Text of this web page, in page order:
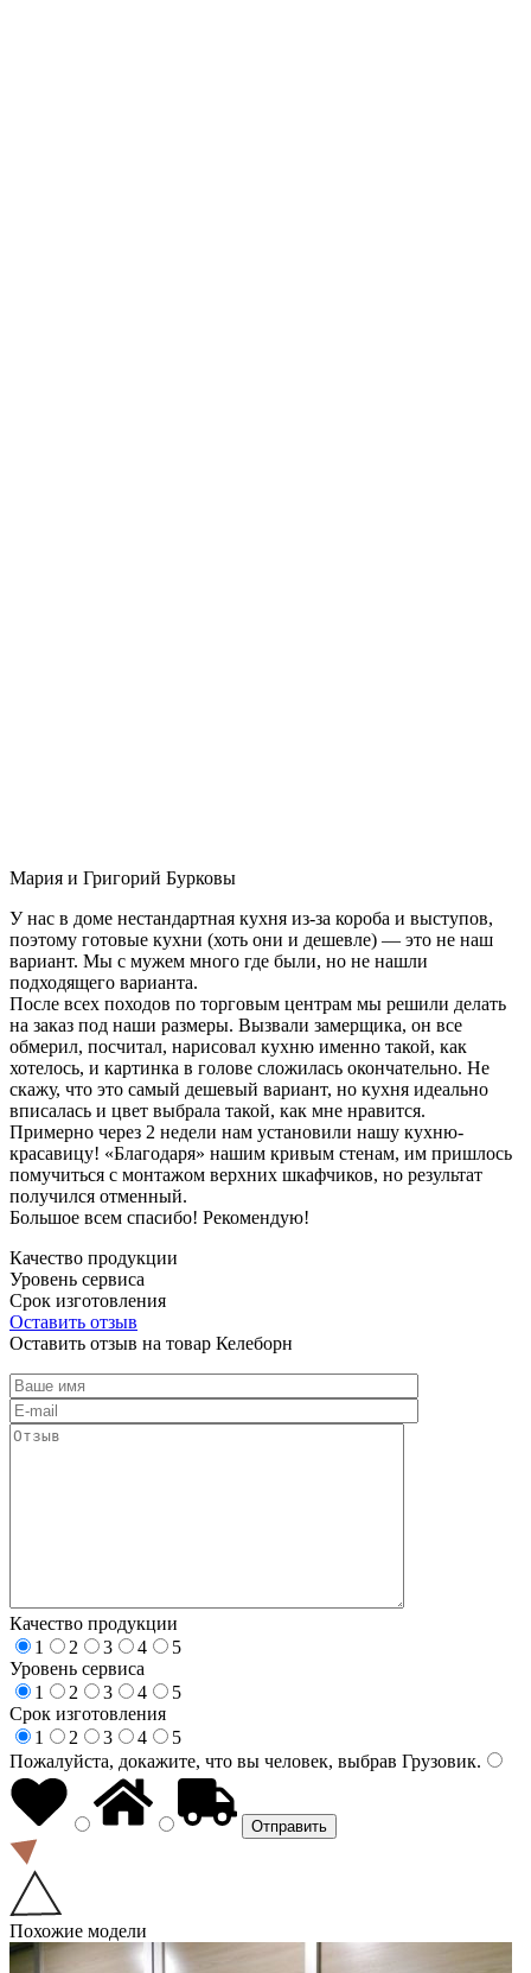
Мария и Григорий Бурковы
У нас в доме нестандартная кухня из-за короба и выступов,
поэтому готовые кухни (хоть они и дешевле) — это не наш
вариант. Мы с мужем много где были, но не нашли
подходящего варианта.
После всех походов по торговым центрам мы решили делать
на заказ под наши размеры. Вызвали замерщика, он все
обмерил, посчитал, нарисовал кухню именно такой, как
хотелось, и картинка в голове сложилась окончательно. Не
скажу, что это самый дешевый вариант, но кухня идеально
вписалась и цвет выбрала такой, как мне нравится.
Примерно через 2 недели нам установили нашу кухню-
красавицу! «Благодаря» нашим кривым стенам, им пришлось
помучиться с монтажом верхних шкафчиков, но результат
получился отменный.
Большое всем спасибо! Рекомендую!
Качество продукции
Уровень сервиса
Срок изготовления
Оставить отзыв
Оставить отзыв на товар Келеборн
Качество продукции
1
2 3 4
5
Уровень сервиса
1
2 3 4
5
Срок изготовления
1
2 3 4
5
Пожалуйста, докажите, что вы человек, выбрав Грузовик.
Похожие модели